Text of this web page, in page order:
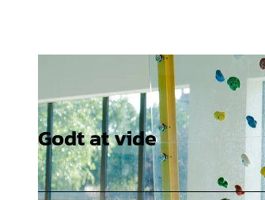
Godt at vide